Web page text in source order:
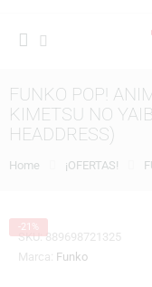
FUNKO POP!
KIMETSU NO
HEADDRESS)
Home ¡OFERTAS!
-21%
SKU:889698721325
Marca: Funko